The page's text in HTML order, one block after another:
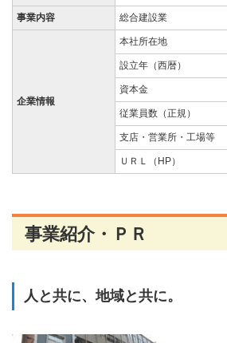
事業内容 総合建設業
企業情報
本社所在地
設立年（西暦）
資本金
従業員数（正規）
支店・営業所・工場等
ＵＲＬ（HP）
事業紹介・ＰＲ
人と共に、地域と共に。